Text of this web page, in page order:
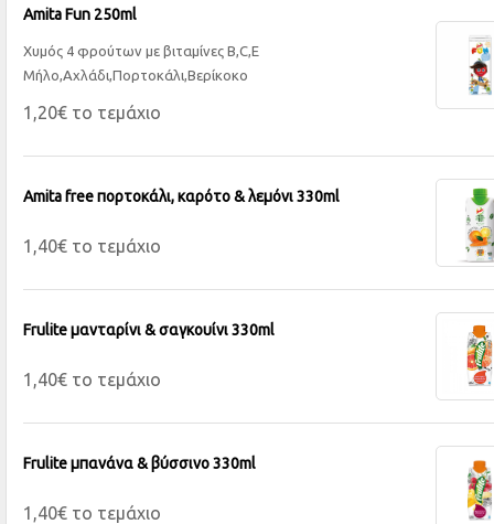
Amita Fun 250ml
Χυμός 4 φρούτων με βιταμίνες B,C,E
Μήλο,Αχλάδι,Πορτοκάλι,Βερίκοκο
1,20€ το τεμάχιο
Amita free πορτοκάλι, καρότο & λεμόνι 330ml
1,40€ το τεμάχιο
Frulite μανταρίνι & σαγκουίνι 330ml
1,40€ το τεμάχιο
Frulite μπανάνα & βύσσινο 330ml
1,40€ το τεμάχιο